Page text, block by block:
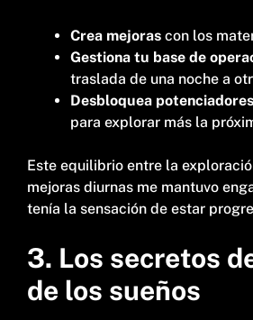
Crea mejoras con los
Gestiona tu base de
traslada de una noche a
Desbloquea
para explorar más la
Este equilibrio entre la
mejoras diurnas me mantuvo
tenía la sensación de estar
3. Los secretos
de los sueños